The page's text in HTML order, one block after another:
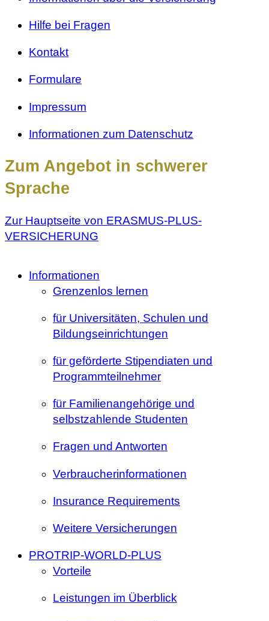
Hilfe bei Fragen
Kontakt
Formulare
Impressum
Informationen zum Datenschutz
Zum Angebot in schwerer
Sprache
Zur Hauptseite von ERASMUS-PLUS-
VERSICHERUNG
Informationen
Grenzenlos lernen
für Universitäten, Schulen und
Bildungseinrichtungen
für geförderte Stipendiaten und
Programmteilnehmer
für Familienangehörige und
selbstzahlende Studenten
Fragen und Antworten
Verbraucherinformationen
Insurance Requirements
Weitere Versicherungen
PROTRIP-WORLD-PLUS
Vorteile
Leistungen im Überblick